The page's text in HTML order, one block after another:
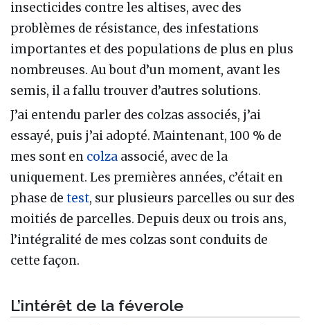
insecticides contre les altises, avec des
problèmes de résistance, des infestations
importantes et des populations de plus en plus
nombreuses. Au bout d’un moment, avant les
semis, il a fallu trouver d’autres solutions.
J’ai entendu parler des colzas associés, j’ai
essayé, puis j’ai adopté. Maintenant, 100 % de
mes sont en colza associé, avec de la
uniquement. Les premières années, c’était en
phase de test, sur plusieurs parcelles ou sur des
moitiés de parcelles. Depuis deux ou trois ans,
l’intégralité de mes colzas sont conduits de
cette façon.
L’intérêt de la féverole